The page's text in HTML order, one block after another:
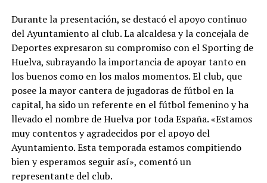
Durante la presentación, se destacó el apoyo continuo
del Ayuntamiento al club. La alcaldesa y la concejala de
Deportes expresaron su compromiso con el Sporting de
Huelva, subrayando la importancia de apoyar tanto en
los buenos como en los malos momentos. El club, que
posee la mayor cantera de jugadoras de fútbol en la
capital, ha sido un referente en el fútbol femenino y ha
llevado el nombre de Huelva por toda España. «Estamos
muy contentos y agradecidos por el apoyo del
Ayuntamiento. Esta temporada estamos compitiendo
bien y esperamos seguir así», comentó un
representante del club.